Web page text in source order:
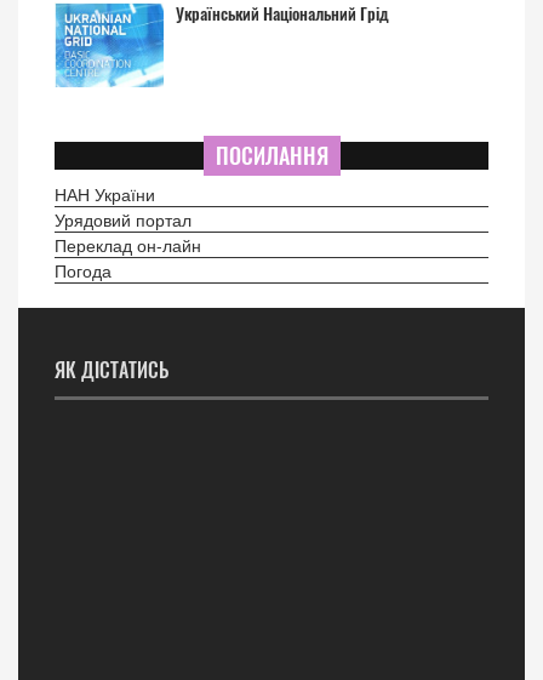
Український Національний Грід
ПОСИЛАННЯ
НАН України
Урядовий портал
Переклад он-лайн
Погода
ЯК ДІСТАТИСЬ